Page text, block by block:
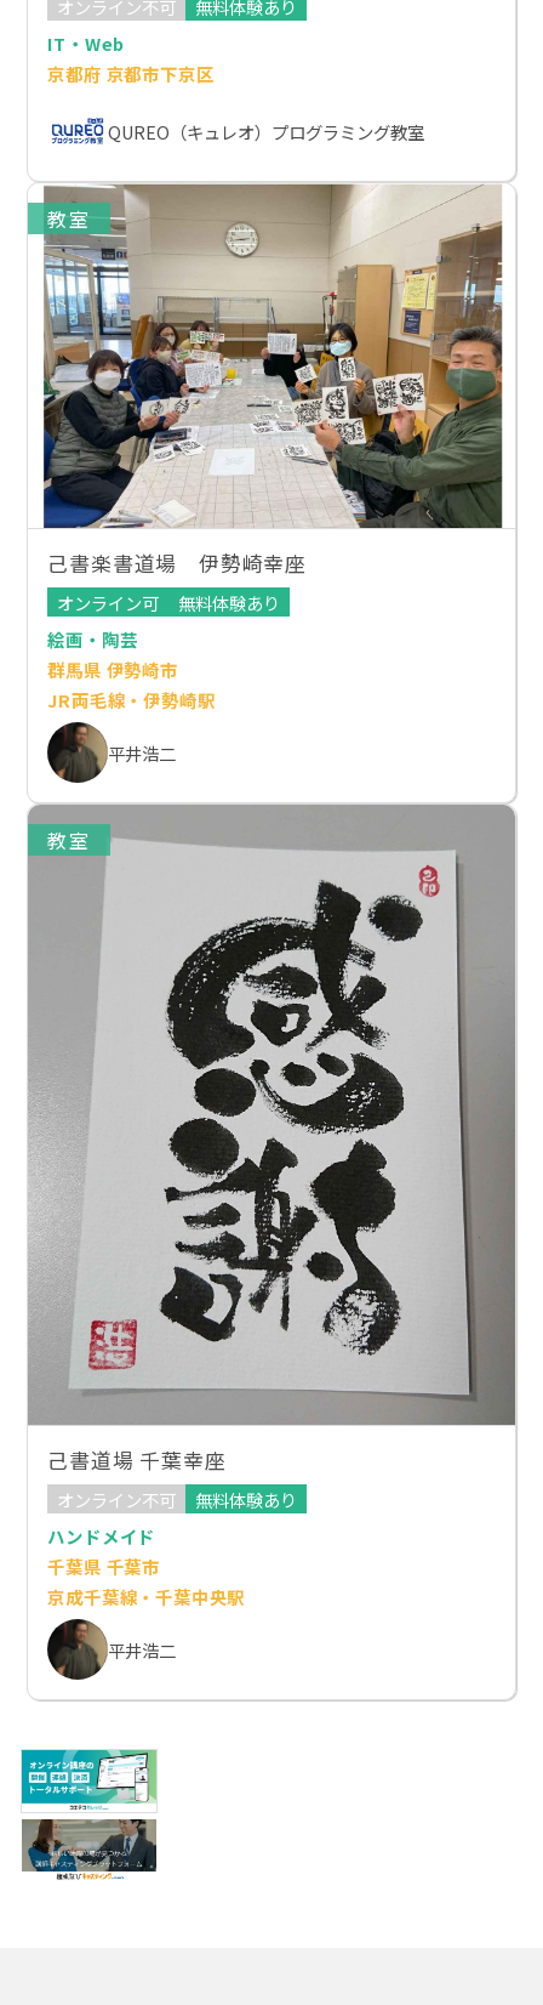
オンライン不可
無料体験あり
IT・Web
京都府 京都市下京区
QUREO（キュレオ）プログラミング教室
教室
己書楽書道場 伊勢崎幸座
オンライン可
無料体験あり
絵画・陶芸
群馬県 伊勢崎市
JR両毛線・伊勢崎駅
平井浩二
教室
己書道場 千葉幸座
オンライン不可
無料体験あり
ハンドメイド
千葉県 千葉市
京成千葉線・千葉中央駅
平井浩二